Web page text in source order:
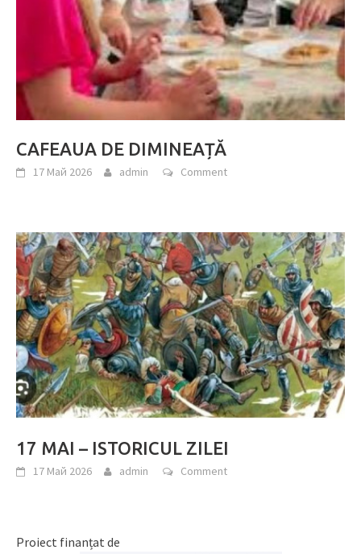
CAFEAUA DE DIMINEAȚĂ
17 Май 2026 admin Comment
17 MAI – ISTORICUL ZILEI
17 Май 2026 admin Comment
Proiect finanțat de